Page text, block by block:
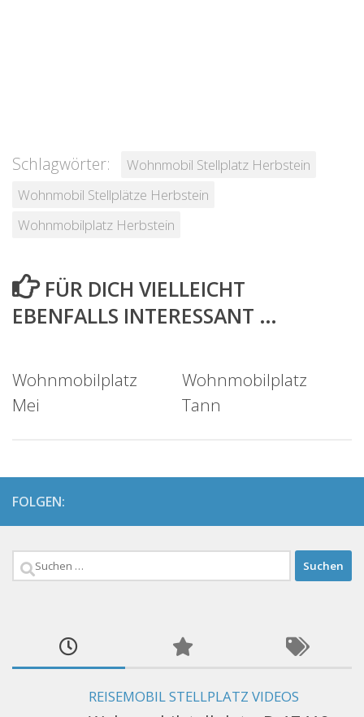
Schlagwörter:
Wohnmobil Stellplatz Herbstein
Wohnmobil Stellplätze Herbstein
Wohnmobilplatz Herbstein
FÜR DICH VIELLEICHT
EBENFALLS INTERESSANT …
Wohnmobilplatz
Mei
Wohnmobilplatz
Tann
FOLGEN:
Suchen
REISEMOBIL STELLPLATZ VIDEOS